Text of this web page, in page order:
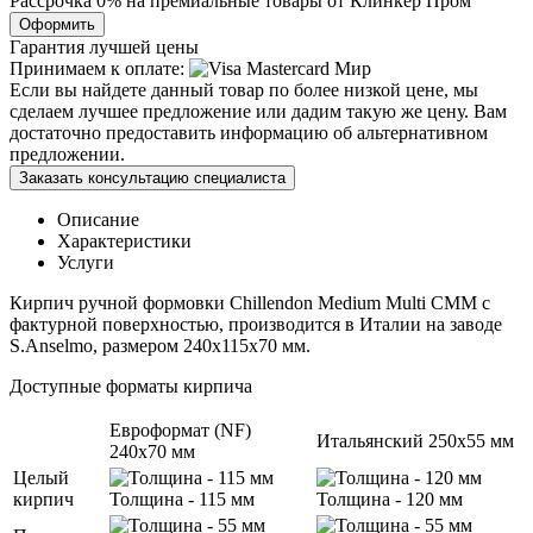
Оформить
Гарантия лучшей цены
Принимаем к оплате:
Если вы найдете данный товар по более низкой цене, мы
сделаем лучшее предложение или дадим такую же цену. Вам
достаточно предоставить информацию об альтернативном
предложении.
Заказать консультацию специалиста
Описание
Характеристики
Услуги
Кирпич ручной формовки Chillendon Medium Multi CMM с
фактурной поверхностью, производится в Италии на заводе
S.Anselmo, размером 240x115x70 мм.
Доступные форматы кирпича
Евроформат (NF)
240x70 мм
Итальянский 250x55 мм
Целый
кирпич
Толщина - 115 мм
Толщина - 120 мм